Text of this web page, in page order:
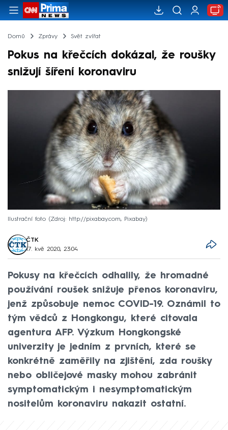
Domů Zprávy Svět zvířat
Pokus na křečcích dokázal, že roušky
snižují šíření koronaviru
Ilustrační foto Zdroj: http://pixabay.com, Pixabay
ČTK
17. kvě 2020, 23:04
Pokusy na křečcích odhalily, že hromadné
používání roušek snižuje přenos koronaviru,
jenž způsobuje nemoc COVID-19. Oznámil to
tým vědců z Hongkongu, které citovala
agentura AFP. Výzkum Hongkongské
univerzity je jedním z prvních, které se
konkrétně zaměřily na zjištění, zda roušky
nebo obličejové masky mohou zabránit
symptomatickým i nesymptomatickým
nositelům koronaviru nakazit ostatní.